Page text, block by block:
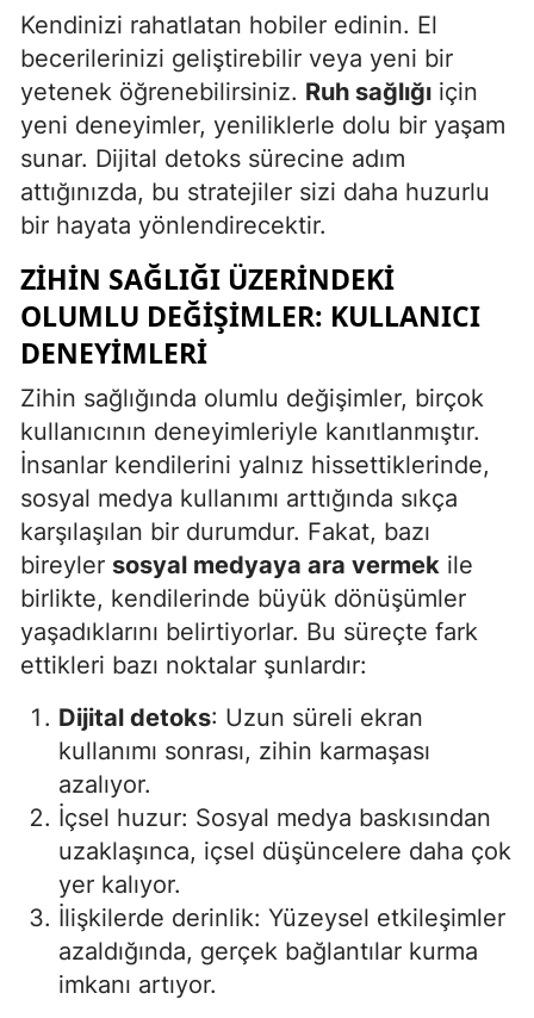
Kendinizi rahatlatan hobiler edinin. El
becerilerinizi geliştirebilir veya yeni bir
yetenek öğrenebilirsiniz. Ruh sağlığı için
yeni deneyimler, yeniliklerle dolu bir yaşam
sunar. Dijital detoks sürecine adım
attığınızda, bu stratejiler sizi daha huzurlu
bir hayata yönlendirecektir.
ZIHIN SAĞLIĞI ÜZERINDEKI
OLUMLU DEĞIŞIMLER: KULLANICI
DENEYIMLERI
Zihin sağlığında olumlu değişimler, birçok
kullanıcının deneyimleriyle kanıtlanmıştır.
İnsanlar kendilerini yalnız hissettiklerinde,
sosyal medya kullanımı arttığında sıkça
karşılaşılan bir durumdur. Fakat, bazı
bireyler sosyal medyaya ara vermek ile
birlikte, kendilerinde büyük dönüşümler
yaşadıklarını belirtiyorlar. Bu süreçte fark
ettikleri bazı noktalar şunlardır:
Dijital detoks: Uzun süreli ekran
kullanımı sonrası, zihin karmaşası
azalıyor.
İçsel huzur: Sosyal medya baskısından
uzaklaşınca, içsel düşüncelere daha çok
yer kalıyor.
İlişkilerde derinlik: Yüzeysel etkileşimler
azaldığında, gerçek bağlantılar kurma
imkanı artıyor.